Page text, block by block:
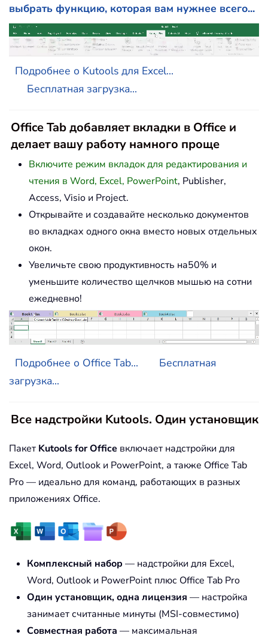
выбрать функцию, которая вам нужнее всего...
Подробнее о Kutools для Excel...
Бесплатная загрузка...
Office Tab добавляет вкладки в Office и
делает вашу работу намного проще
Включите режим вкладок для редактирования и
чтения в Word, Excel, PowerPoint, Publisher,
Access, Visio и Project.
Открывайте и создавайте несколько документов
во вкладках одного окна вместо новых отдельных
окон.
Увеличьте свою продуктивность на50% и
уменьшите количество щелчков мышью на сотни
ежедневно!
Подробнее о Office Tab...
Бесплатная
загрузка...
Все надстройки Kutools. Один установщик
Пакет Kutools for Office включает надстройки для
Excel, Word, Outlook и PowerPoint, а также Office Tab
Pro — идеально для команд, работающих в разных
приложениях Office.
Комплексный набор — надстройки для Excel,
Word, Outlook и PowerPoint плюс Office Tab Pro
Один установщик, одна лицензия — настройка
занимает считанные минуты (MSI-совместимо)
Совместная работа — максимальная